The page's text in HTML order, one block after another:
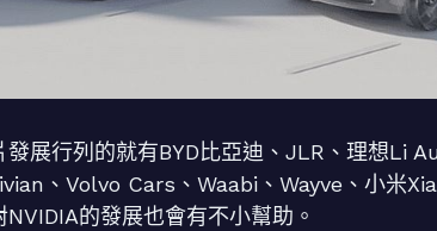
展行列的就有BYD比亞迪、JLR、理想Li
、Volvo Cars、Waabi、Wayve、小米
的發展也會有不小幫助。